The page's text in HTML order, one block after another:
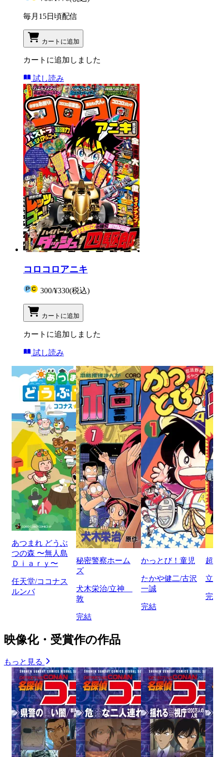
毎月15日頃配信
カートに追加
カートに追加しました
試し読み
コロコロアニキ
300/¥330(税込)
カートに追加
カートに追加しました
試し読み
あつまれ どうぶ
つの森 〜無人島
Ｄｉａｒｙ〜
任天堂/ココナス
ルンバ
秘密警察ホーム
ズ
犬木栄治/立神
敦
完結
かっとび！童児
たかや健二/古沢
一誠
完結
超
立
完
映像化・受賞作の作品
もっと見る